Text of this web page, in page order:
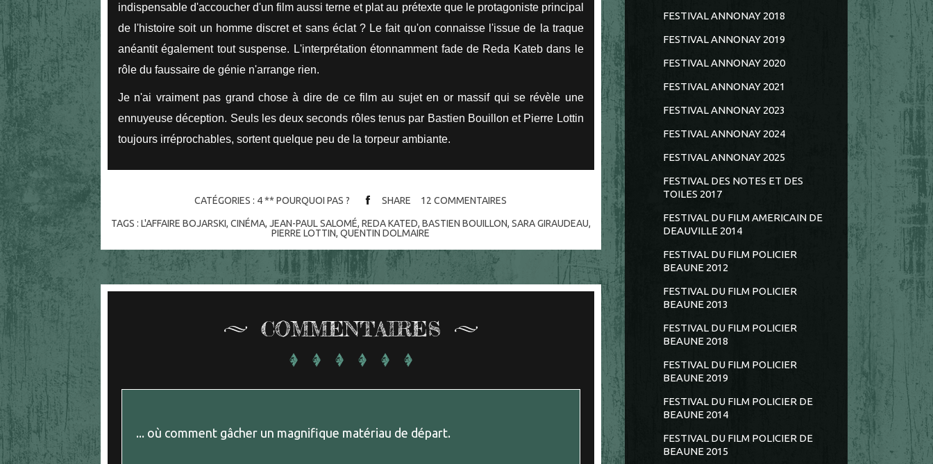
indispensable d'accoucher d'un film aussi terne et plat au prétexte que le protagoniste principal
de l'histoire soit un homme discret et sans éclat ? Le fait qu'on connaisse l'issue de la traque
anéantit également tout suspense. L'interprétation étonnamment fade de Reda Kateb dans le
rôle du faussaire de génie n'arrange rien.
Je n'ai vraiment pas grand chose à dire de ce film au sujet en or massif qui se révèle une
ennuyeuse déception. Seuls les deux seconds rôles tenus par Bastien Bouillon et Pierre Lottin
toujours irréprochables, sortent quelque peu de la torpeur ambiante.
CATÉGORIES : 4 ** POURQUOI PAS ? SHARE 12 COMMENTAIRES
TAGS : L'AFFAIRE BOJARSKI, CINÉMA, JEAN-PAUL SALOMÉ, REDA KATED, BASTIEN BOUILLON, SARA GIRAUDEAU,
PIERRE LOTTIN,QUENTIN DOLMAIRE
COMMENTAIRES
... où comment gâcher un magnifique matériau de départ.
FESTIVAL ANNONAY 2018
FESTIVAL ANNONAY 2019
FESTIVAL ANNONAY 2020
FESTIVAL ANNONAY 2021
FESTIVAL ANNONAY 2023
FESTIVAL ANNONAY 2024
FESTIVAL ANNONAY 2025
FESTIVAL DES NOTES ET DES
TOILES 2017
FESTIVAL DU FILM AMERICAIN DE
DEAUVILLE 2014
FESTIVAL DU FILM POLICIER
BEAUNE 2012
FESTIVAL DU FILM POLICIER
BEAUNE 2013
FESTIVAL DU FILM POLICIER
BEAUNE 2018
FESTIVAL DU FILM POLICIER
BEAUNE 2019
FESTIVAL DU FILM POLICIER DE
BEAUNE 2014
FESTIVAL DU FILM POLICIER DE
BEAUNE 2015